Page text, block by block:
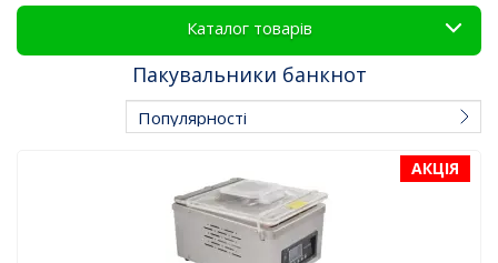
Каталог товарів
Пакувальники банкнот
АКЦІЯ